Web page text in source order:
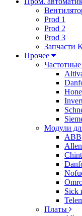
Prod 1
Prod 2
Prod 3
Запчасти
Прочее
Частотные
Модули
ABB
Sick
Платы